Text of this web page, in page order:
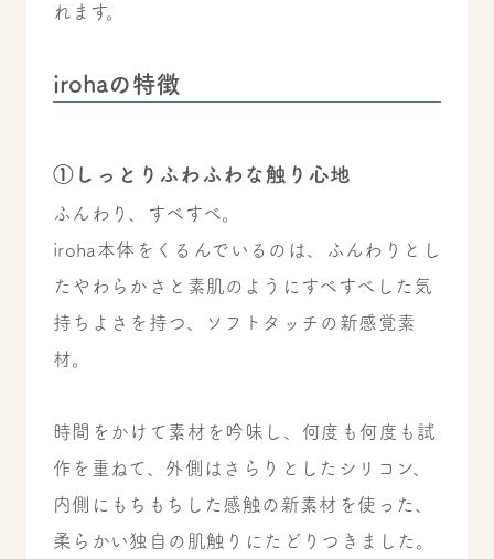
れます。
irohaの特徴
①しっとりふわふわな触り心地
ふんわり、すべすべ。
iroha本体をくるんでいるのは、ふんわりとし
たやわらかさと素肌のようにすべすべした気
持ちよさを持つ、ソフトタッチの新感覚素
材。
時間をかけて素材を吟味し、何度も何度も試
作を重ねて、外側はさらりとしたシリコン、
内側にもちもちした感触の新素材を使った、
柔らかい独自の肌触りにたどりつきました。